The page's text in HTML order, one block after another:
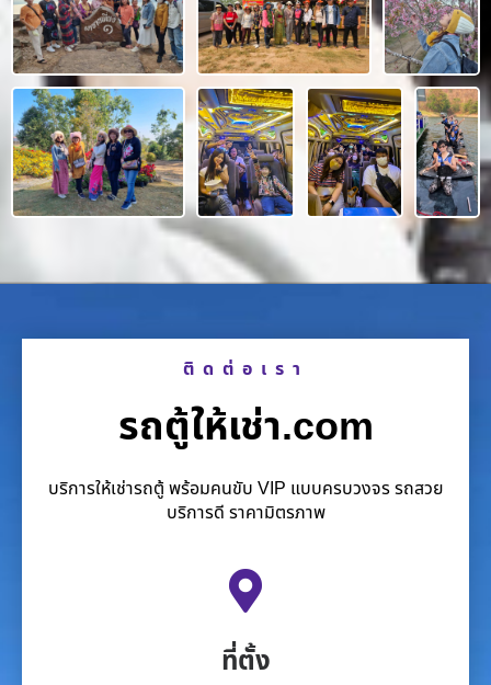
ติดต่อเรา
รถตู้ให้เช่า.com
บริการให้เช่ารถตู้ พร้อมคนขับ VIP แบบครบวงจร รถสวย
บริการดี ราคามิตรภาพ
ที่ตั้ง